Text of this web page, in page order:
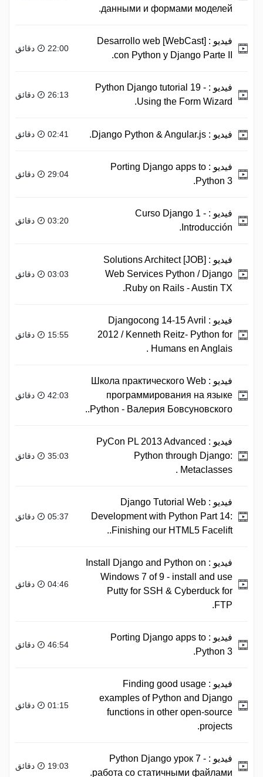
данными и формами моделей.
فيديو :
[WebCast] Desarrollo web
con Python y Django Parte II.
22:00 دقائق
فيديو : Python Django tutorial 19 -
Using the Form Wizard.
26:13 دقائق
فيديو : 02:41 دقائق
فيديو : Porting Django apps to
Python 3.
29:04 دقائق
فيديو : Curso Django 1 -
Introducción.
03:20 دقائق
فيديو :
[JOB] Solutions Architect
Web Services Python / Django
Ruby on Rails - Austin TX.
03:03 دقائق
فيديو : Djangocong 14-15 Avril
2012 / Kenneth Reitz- Python for
Humans en Anglais .
15:55 دقائق
فيديو : Школа практического Web
программирования на языке
Python - Валерия Бовсуновского..
42:03 دقائق
فيديو : PyCon PL 2013 Advanced
Python through Django:
Metaclasses .
35:03 دقائق
فيديو : Django Tutorial Web
Development with Python Part 14:
Finishing our HTML5 Facelift..
05:37 دقائق
فيديو : Install Django and Python on
Windows 7 of 9 - install and use
Putty for SSH & Cyberduck for
FTP.
04:46 دقائق
فيديو : Porting Django apps to
Python 3.
46:54 دقائق
فيديو : Finding good usage
examples of Python and Django
functions in other open-source
projects.
01:15 دقائق
فيديو : Python Django урок 7 -
работа со статичными файлами.
19:03 دقائق